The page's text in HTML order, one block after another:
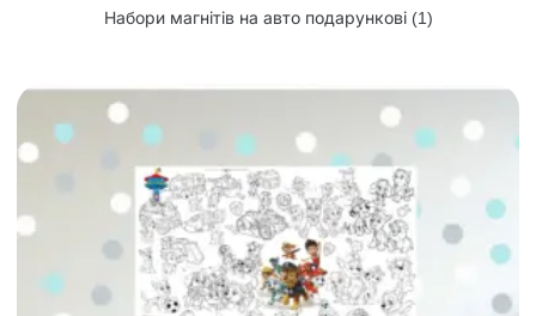
Набори магнітів на авто подарункові (1)